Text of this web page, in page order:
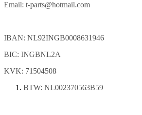
Email: t-parts@hotmail.com
IBAN: NL92INGB0008631946
BIC: INGBNL2A
KVK: 71504508
BTW: NL002370563B59